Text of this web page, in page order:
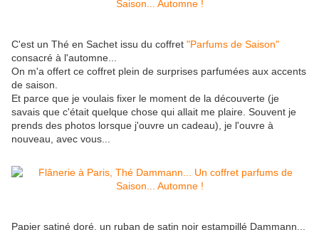
C'est un Thé en Sachet issu du coffret "Parfums de Saison"
consacré à l'automne...
On m'a offert ce coffret plein de surprises parfumées aux accents
de saison.
Et parce que je voulais fixer le moment de la découverte (je
savais que c'était quelque chose qui allait me plaire. Souvent je
prends des photos lorsque j'ouvre un cadeau), je l'ouvre à
nouveau, avec vous...
Papier satiné doré, un ruban de satin noir estampillé Dammann...